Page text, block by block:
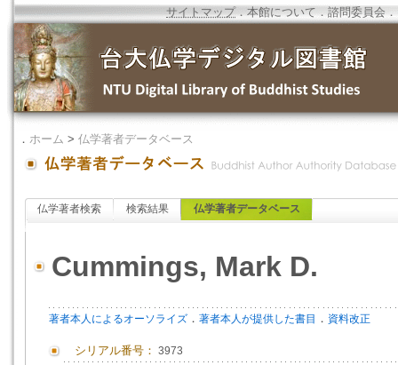
サイトマップ．本館について ．諮問委員会 ．
． ホーム > 仏学著者データベース
仏学著者検索 検索結果 仏学著者データベース
Cummings, Mark D.
著者本人によるオーソライズ ． 著者本人が提供した書目 ． 資料改正
シリアル番号： 3973